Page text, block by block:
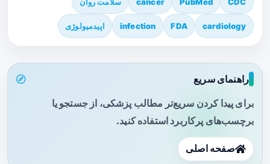
CDC
PubMed
cancer سلامت روان
cardiology
FDA
infection اپیدمیولوژی
راهنمای سریع
برای پیدا کردن سریع‌تر مطالب پزشکی، از جستجو یا
برچسب‌های پرکاربرد استفاده کنید.
صفحه اصلی